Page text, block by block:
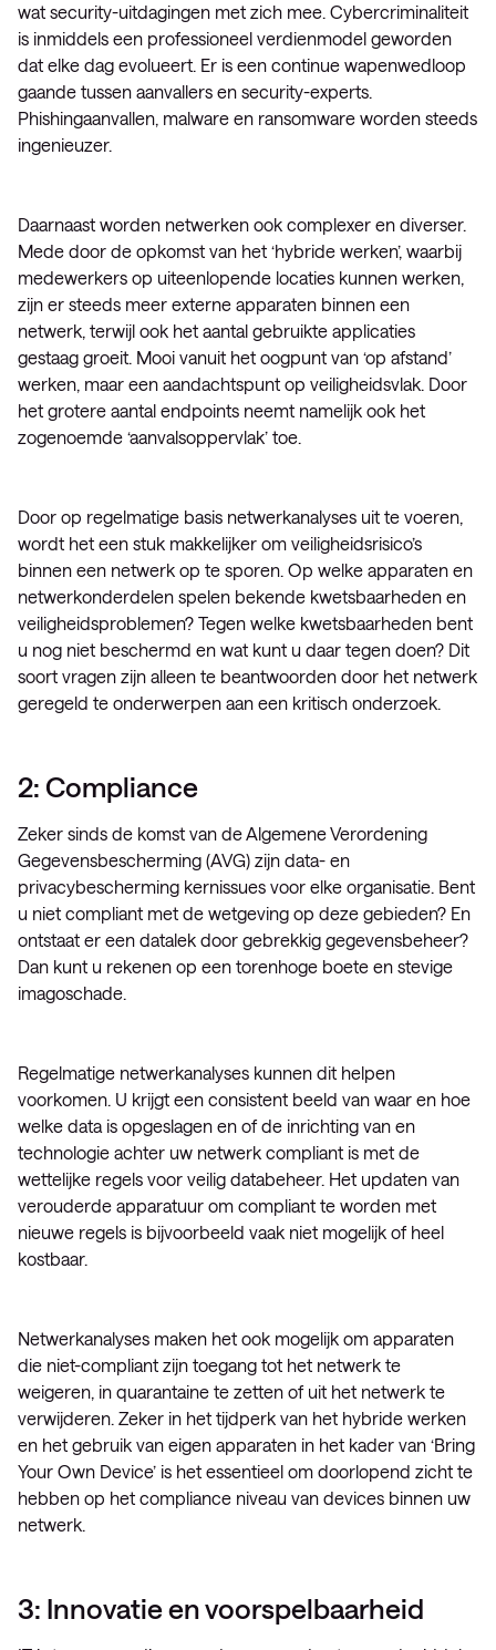
wat security-uitdagingen met zich mee. Cybercriminaliteit
is inmiddels een professioneel verdienmodel geworden
dat elke dag evolueert. Er is een continue wapenwedloop
gaande tussen aanvallers en security-experts.
Phishingaanvallen, malware en ransomware worden steeds
ingenieuzer.
Daarnaast worden netwerken ook complexer en diverser.
Mede door de opkomst van het ‘hybride werken’, waarbij
medewerkers op uiteenlopende locaties kunnen werken,
zijn er steeds meer externe apparaten binnen een
netwerk, terwijl ook het aantal gebruikte applicaties
gestaag groeit. Mooi vanuit het oogpunt van ‘op afstand’
werken, maar een aandachtspunt op veiligheidsvlak. Door
het grotere aantal endpoints neemt namelijk ook het
zogenoemde ‘aanvalsoppervlak’ toe.
Door op regelmatige basis netwerkanalyses uit te voeren,
wordt het een stuk makkelijker om veiligheidsrisico’s
binnen een netwerk op te sporen. Op welke apparaten en
netwerkonderdelen spelen bekende kwetsbaarheden en
veiligheidsproblemen? Tegen welke kwetsbaarheden bent
u nog niet beschermd en wat kunt u daar tegen doen? Dit
soort vragen zijn alleen te beantwoorden door het netwerk
geregeld te onderwerpen aan een kritisch onderzoek.
2: Compliance
Zeker sinds de komst van de Algemene Verordening
Gegevensbescherming (AVG) zijn data- en
privacybescherming kernissues voor elke organisatie. Bent
u niet compliant met de wetgeving op deze gebieden? En
ontstaat er een datalek door gebrekkig gegevensbeheer?
Dan kunt u rekenen op een torenhoge boete en stevige
imagoschade.
Regelmatige netwerkanalyses kunnen dit helpen
voorkomen. U krijgt een consistent beeld van waar en hoe
welke data is opgeslagen en of de inrichting van en
technologie achter uw netwerk compliant is met de
wettelijke regels voor veilig databeheer. Het updaten van
verouderde apparatuur om compliant te worden met
nieuwe regels is bijvoorbeeld vaak niet mogelijk of heel
kostbaar.
Netwerkanalyses maken het ook mogelijk om apparaten
die niet-compliant zijn toegang tot het netwerk te
weigeren, in quarantaine te zetten of uit het netwerk te
verwijderen. Zeker in het tijdperk van het hybride werken
en het gebruik van eigen apparaten in het kader van ‘Bring
Your Own Device’ is het essentieel om doorlopend zicht te
hebben op het compliance niveau van devices binnen uw
netwerk.
3: Innovatie en voorspelbaarheid